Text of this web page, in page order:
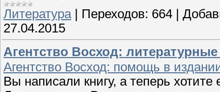
Литература| Переходов: 664
27.04.2015
Агентство Восход:
Агентство Восход: помощь в
Вы написали книгу, а теперь